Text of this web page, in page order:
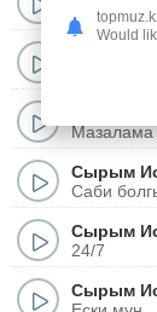
Попурри
Мазалама
Сырым
Саби
Сырым
24/7
Сырым
Would